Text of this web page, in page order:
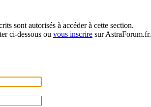
sont autorisés à accéder à cette section.
ci-dessous ou vous inscrire sur AstraForum.fr.